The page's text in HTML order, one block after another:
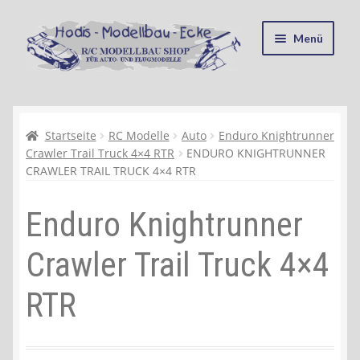
Zur
Navigation
springen
Zum
Inhalt
springen
Menü
Kasse
Mein Konto
Recycling, Entsorgung und Umwelt
Shop
Warenkorb
Ablauf einer Bestellung
Startseite RC Modelle Auto
Enduro Knightrunner
Crawler Trail Truck 4×4 RTR
ENDURO KNIGHTRUNNER
CRAWLER TRAIL TRUCK 4×4 RTR
Enduro Knightrunner
Crawler Trail Truck 4×4
RTR